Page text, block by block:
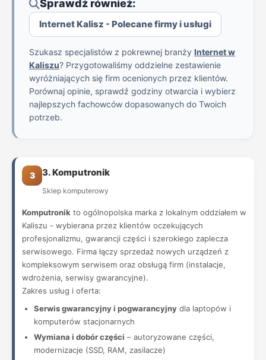
Sprawdź również:
Internet Kalisz - Polecane firmy i usługi
Szukasz specjalistów z pokrewnej branży Internet w
Kaliszu? Przygotowaliśmy oddzielne zestawienie
wyróżniających się firm ocenionych przez klientów.
Porównaj opinie, sprawdź godziny otwarcia i wybierz
najlepszych fachowców dopasowanych do Twoich
potrzeb.
3 3. Komputronik
Sklep komputerowy
Komputronik to ogólnopolska marka z lokalnym oddziałem w
Kaliszu - wybierana przez klientów oczekujących
profesjonalizmu, gwarancji części i szerokiego zaplecza
serwisowego. Firma łączy sprzedaż nowych urządzeń z
kompleksowym serwisem oraz obsługą firm (instalacje,
wdrożenia, serwisy gwarancyjne).
Zakres usług i oferta:
Serwis gwarancyjny i pogwarancyjny dla laptopów i
komputerów stacjonarnych
Wymiana i dobór części – autoryzowane części,
modernizacje (SSD, RAM, zasilacze)